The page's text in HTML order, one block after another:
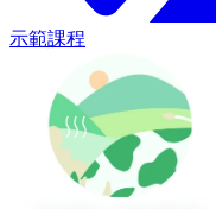
示範課程